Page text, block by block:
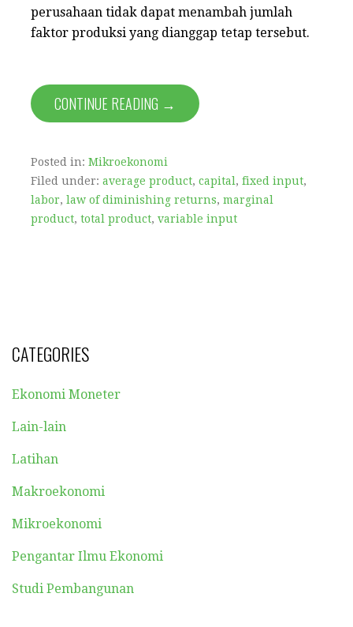
perusahaan tidak dapat menambah jumlah
faktor produksi yang dianggap tetap tersebut.
CONTINUE READING →
Posted in: Mikroekonomi
Filed under: average product, capital , fixed input,
labor, law of diminishing returns, marginal
product, total product, variable input
CATEGORIES
Ekonomi Moneter
Lain-lain
Latihan
Makroekonomi
Mikroekonomi
Pengantar Ilmu Ekonomi
Studi Pembangunan